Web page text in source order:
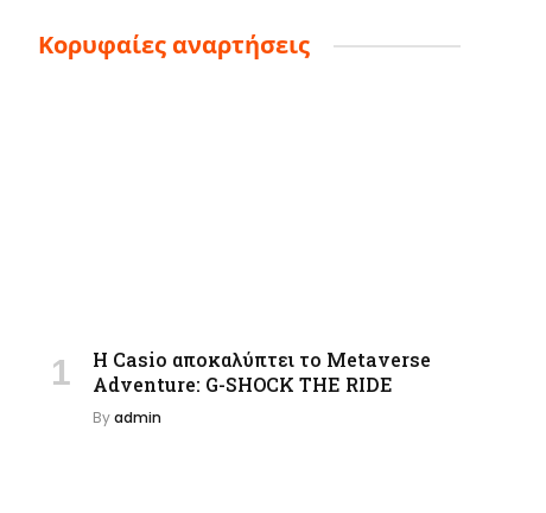
Κορυφαίες αναρτήσεις
Η Casio αποκαλύπτει το Metaverse
Adventure: G-SHOCK THE RIDE
Byadmin